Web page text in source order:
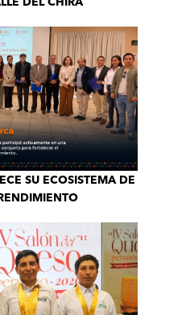
DEL CHIRA
SU ECOSISTEMA DE